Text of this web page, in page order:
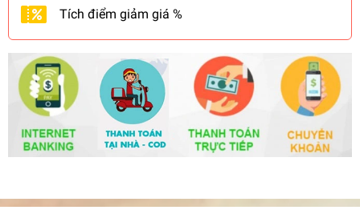
Tích điểm giảm giá %